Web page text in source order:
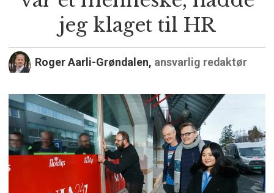
jeg klaget til HR
Roger Aarli-Grøndalen, ansvarlig redaktør